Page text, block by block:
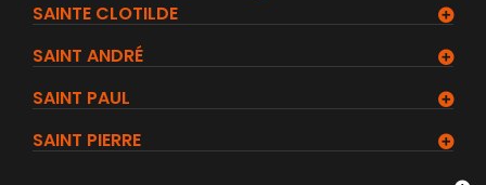
SAINTE CLOTILDE
SAINT ANDRÉ
SAINT PAUL
SAINT PIERRE